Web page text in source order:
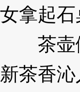
女拿起
茶壶倾
新茶香沁